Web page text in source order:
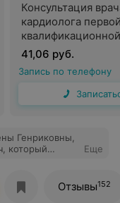
Консультация
кардиолога
41,06 руб.
Запись по телефону
Генриковны,
который
дала нужные
который помог
Еще
Отзывы152